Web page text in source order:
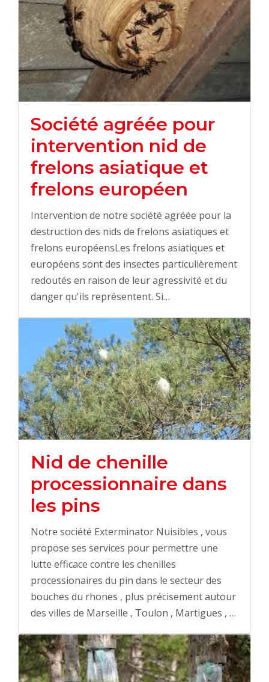
Société agréée pour
intervention nid de
frelons asiatique et
frelons européen
Intervention de notre société agréée pour la
destruction des nids de frelons asiatiques et
frelons européensLes frelons asiatiques et
européens sont des insectes particulièrement
redoutés en raison de leur agressivité et du
danger qu'ils représentent. Si…
Nid de chenille
processionnaire dans
les pins
Notre société Exterminator Nuisibles , vous
propose ses services pour permettre une
lutte efficace contre les chenilles
processionaires du pin dans le secteur des
bouches du rhones , plus précisement autour
des villes de Marseille , Toulon , Martigues , …